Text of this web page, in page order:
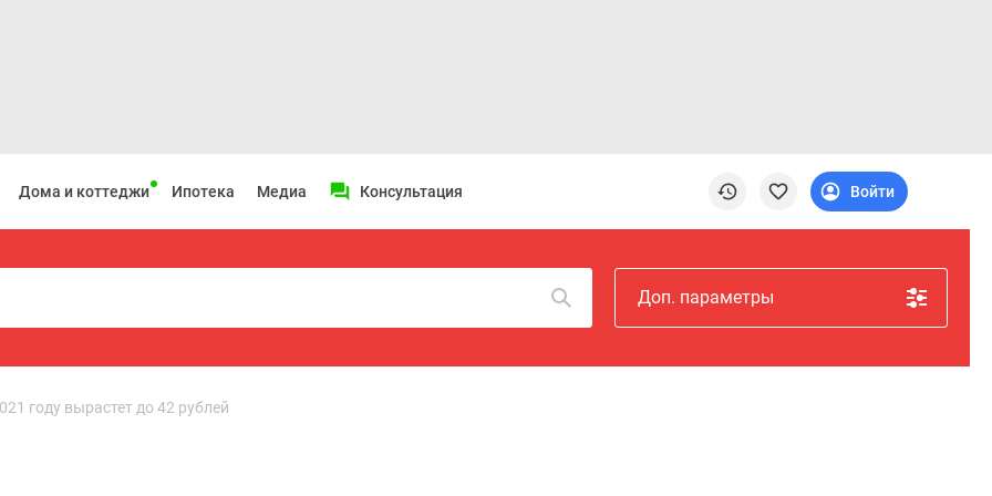
Дома и коттеджи Ипотека Медиа Консультация Войти
Доп. параметры
году вырастет до 42 рублей